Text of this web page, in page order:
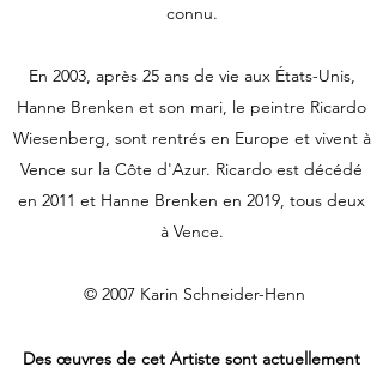
connu.
En 2003, après 25 ans de vie aux États-Unis,
Hanne Brenken et son mari, le peintre Ricardo
Wiesenberg, sont rentrés en Europe et vivent à
Vence sur la Côte d'Azur. Ricardo est décédé
en 2011 et Hanne Brenken en 2019, tous deux
à Vence.
© 2007 Karin Schneider-Henn
Des œuvres de cet Artiste sont actuellement